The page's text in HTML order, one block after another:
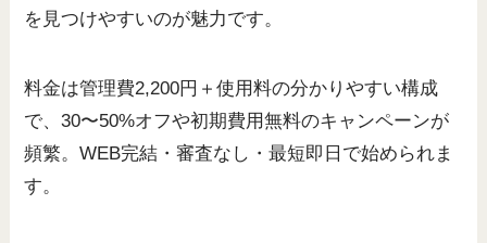
を見つけやすいのが魅力です。
料金は管理費2,200円＋使用料の分かりやすい構成
で、30〜50%オフや初期費用無料のキャンペーンが
頻繁。WEB完結・審査なし・最短即日で始められま
す。